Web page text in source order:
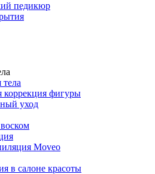
педикюр
коррекция фигуры
уход
Moveo
в салоне красоты